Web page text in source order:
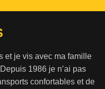
et je vis avec ma famille
1986 je n’ai pas
confortables et de